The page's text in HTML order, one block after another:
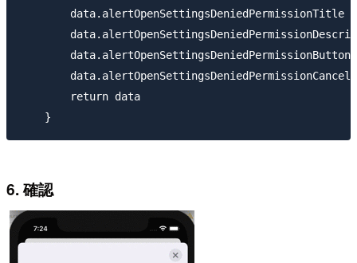
data.alertOpenSettingsDeniedPermissionTitle =
        return data
6. 確認